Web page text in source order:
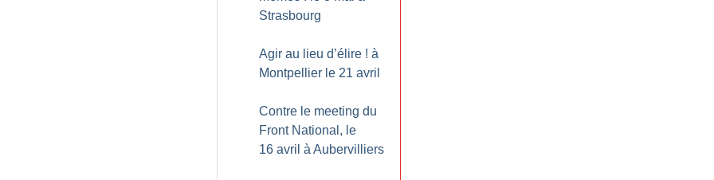
Strasbourg
Agir au lieu d’élire ! à
Montpellier le 21 avril
Contre le meeting du
Front National, le
16 avril à Aubervilliers